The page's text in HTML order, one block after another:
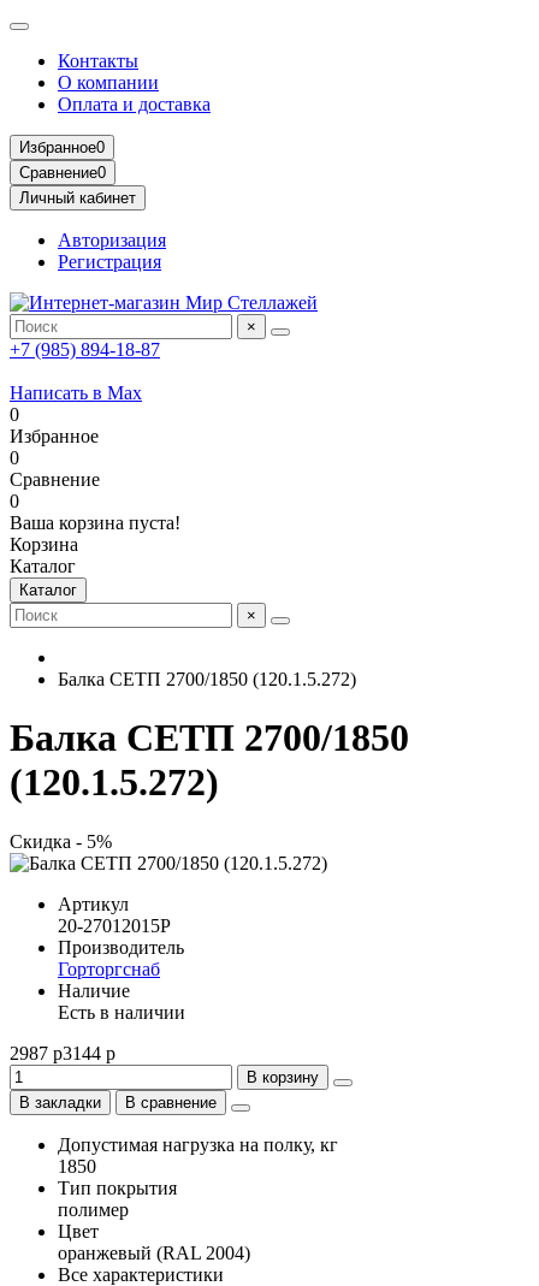
Контакты
О компании
Оплата и доставка
Избранное0
Сравнение0
Личный кабинет
Авторизация
Регистрация
×
+7 (985) 894-18-87
Написать в Max
0
Избранное
0
Сравнение
0
Ваша корзина пуста!
Корзина
Каталог
Каталог
×
Балка СЕТП 2700/1850 (120.1.5.272)
Балка СЕТП 2700/1850
(120.1.5.272)
Скидка - 5%
Артикул
20-27012015Р
Производитель
Горторгснаб
Наличие
Есть в наличии
2987 р3144 р
В корзину
В закладки
В сравнение
Допустимая нагрузка на полку, кг
1850
Тип покрытия
полимер
Цвет
оранжевый (RAL 2004)
Все характеристики